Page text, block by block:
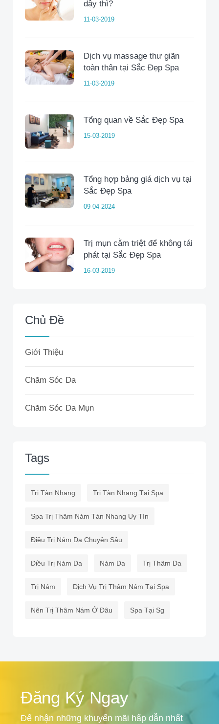
dậy thì?
11-03-2019
Dịch vụ massage thư giãn
toàn thân tại Sắc Đẹp Spa
11-03-2019
Tổng quan về Sắc Đẹp Spa
15-03-2019
Tổng hợp bảng giá dịch vụ tại
Sắc Đẹp Spa
09-04-2024
Trị mụn cằm triệt để không tái
phát tại Sắc Đẹp Spa
16-03-2019
Chủ Đề
Giới Thiệu
Chăm Sóc Da
Chăm Sóc Da Mụn
Tags
Trị Tàn Nhang Trị Tàn Nhang Tại Spa
Spa Trị Thâm Nám Tàn Nhang Uy Tín
Điều Trị Nám Da Chuyên Sâu
Điều Trị Nám Da Nám Da Trị Thâm Da
Trị Nám Dịch Vụ Trị Thâm Nám Tại Spa
Nên Trị Thâm Nám Ở Đâu Spa Tại Sg
Đăng Ký Ngay
Để nhận những khuyến mãi hấp dẫn nhất